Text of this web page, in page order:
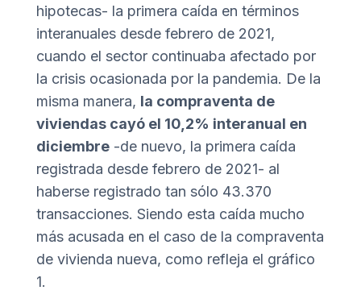
hipotecas- la primera caída en términos
interanuales desde febrero de 2021,
cuando el sector continuaba afectado por
la crisis ocasionada por la pandemia. De la
misma manera, la compraventa de
viviendas cayó el 10,2% interanual en
diciembre-de nuevo, la primera caída
registrada desde febrero de 2021- al
haberse registrado tan sólo 43.370
transacciones. Siendo esta caída mucho
más acusada en el caso de la compraventa
de vivienda nueva, como refleja el gráfico
1.